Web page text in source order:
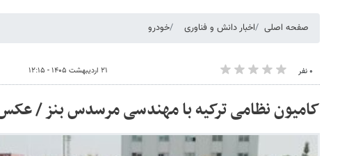
صفحه اصلی اخبار دانش و فناوری خودرو
۰ نفر ۲۱ اردیبهشت ۱۴۰۵ - ۱۲:۱۵
کامیون نظامی ترکیه با مهندسی مرسدس بنز /